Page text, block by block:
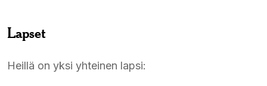
Lapset
Heillä on yksi yhteinen lapsi: